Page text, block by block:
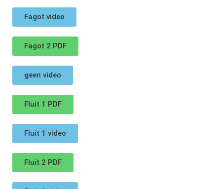
Fagot video
Fagot 2 PDF
geen video
Fluit 1 PDF
Fluit 1 video
Fluit 2 PDF